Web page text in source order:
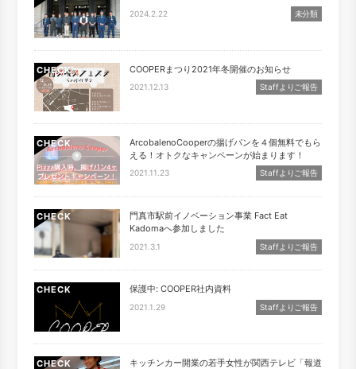
2024.2.22 未分類
CHECK COOPERまつり2021年冬開催のお知らせ
2021.12.13 Staffよりご報告
CHECK
ArcobalenoCooperの揚げパンを４個無料でもら
える！オトクなキャンペーンが始まります！
2021.11.23 Staffよりご報告
CHECK
門真市駅前イノベーション事業 Fact Eat
Kadomaへ参加しました
2021.3.1 Staffよりご報告
CHECK 保護中: COOPER社内資料
2021.1.29 Staffよりご報告
CHECK
キッチンカー開業の若手女性が関西テレビ「報道